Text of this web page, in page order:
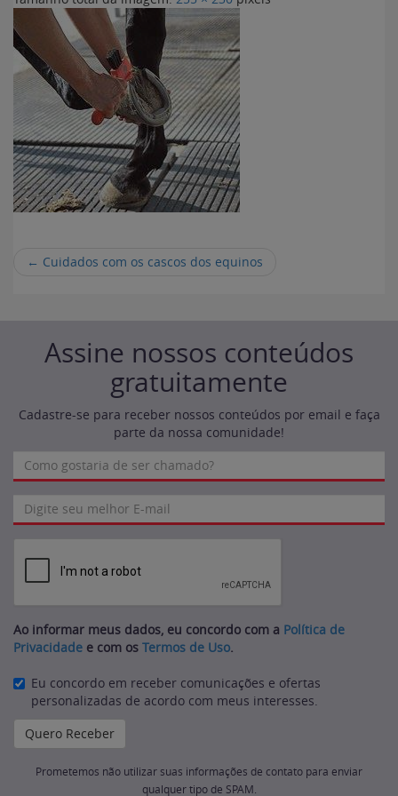
← Cuidados com os cascos dos equinos
Assine nossos conteúdos
gratuitamente
Cadastre-se para receber nossos conteúdos por email e faça
parte da nossa comunidade!
Ao informar meus dados, eu concordo com a Política de
Privacidade e com os Termos de Uso.
Eu concordo em receber comunicações e ofertas
personalizadas de acordo com meus interesses.
Prometemos não utilizar suas informações de contato para enviar
qualquer tipo de SPAM.